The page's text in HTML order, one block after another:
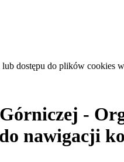
dostępu do plików cookies
-
nawigacji